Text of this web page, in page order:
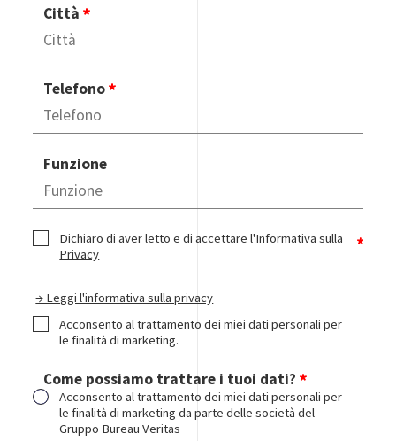
Città
Telefono
Funzione
Dichiaro di aver letto e di accettare l'Informativa sulla
Privacy
→ Leggi l'informativa sulla privacy
Acconsento al trattamento dei miei dati personali per
le finalità di marketing.
Come possiamo trattare i tuoi dati?
Acconsento al trattamento dei miei dati personali per
le finalità di marketing da parte delle società del
Gruppo Bureau Veritas